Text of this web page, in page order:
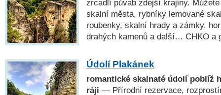
zrcadlí půvab zdejší krajiny.
skalní města, rybníky lemované
roubenky, skalní hrady a zámky,
drahých kamenů a další… CHKO a
Údolí Plakánek
romantické skalnaté údolí poblíž
ráji — Přírodní rezervace,